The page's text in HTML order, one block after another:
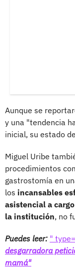
Aunque se
y una "tendencia
inicial, su estado
Miguel Uribe
procedimientos
gastrostomía en
los incansables
asistencial a
la institución, no
Puedes leer: "
desgarradora
mamá"